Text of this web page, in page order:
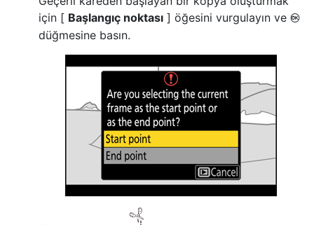
için [ Başlangıç noktası ] öğesini vurgulayın ve J
düğmesine basın.